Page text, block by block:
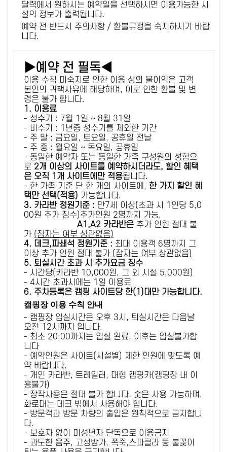
달력에서 원하시는 예약일을 선택하시면 이용가능한 시
설의 정보가 출력됩니다.
예약 전 반드시 주의사항 / 환불규정을 숙지하시기 바랍
니다.
▶예약 전 필독◀
이용 수칙 미숙지로 인한 이용 상의 불이익은 고객
본인의 귀책사유에 해당하며, 이로 인한 환불 및 변
경은 불가 합니다.
1. 이용료
- 성수기 : 7월 1일 ~ 8월 31일
- 비수기 : 1년중 성수기를 제외한 기간
- 주 말 : 금요일, 토요일, 공휴일 전날
- 주 중 : 월요일 ~ 목요일, 공휴일
- 동일한 예약자 또는 동일한 가족 구성원의 성함으
로 2개 이상의 사이트를 예약하시더라도, 할인 혜택
은 오직 1개 사이트에만 적용됩니다.
- 한 가족 기준 단 한 개의 사이트에, 한 가지 할인 혜
택만 선택(적용) 가능합니다.
3. 카라반 정원기준 : 만7세 이상(초과 시 1인당 5,0
00원 추가 징수)추가인원 2명까지 가능,
A1,A2 카라반은 추가 인원 절대 불
가 (잠자는 여부 상관없음)
4. 데크,파쇄석 정원기준 : ​최대 이용객 6명까지 그
이상 추가 인원 절대 불가 (잠자는 여부 상관없음)
5. 퇴실시간 초과 시 추가요금 징수
- 시간당(카라반 10,000원, 그 외 시설 5,000원)
- 4시간 초과시에는 1일 이용료
6. 주차등록은 캠핑 사이트당 한(1)대만 가능합니다.
캠핑장 이용 수칙 안내
- 캠핑장 입실시간은 오후 3시, 퇴실시간은 다음날
오전 12시까지 입니다.
- 최소 20:00까지는 입실 완료, 이후는 입실불가합
니다
- 예약인원은 사이트(시설별) 제한 인원에 맞도록 예
약 바랍니다.
- 개인 카라반, 트레일러, 대형 캠핑카(캠핑장 내 이
용불가)
- 장작사용은 절대 불가 합니다. 숯은 사용 가능하며,
화로대는 데크 밖에서 사용해야 합니다.
- 방문객과 방문 차량의 출입은 원칙적으로 금지합니
다.
- 보호자 없이 미성년자 단독으로 이용금지
- 과도한 음주, 고성방가, 폭죽,스파클라 등 불꽃이